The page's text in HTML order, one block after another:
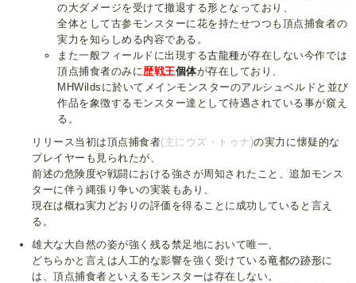
の大ダメージを受けて撤退する形となっており、
全体として古参モンスターに花を持たせつつも頂点捕食者の
実力を知らしめる内容である。
また一般フィールドに出現する古龍種が存在しない今作では
頂点捕食者のみに 歴戦王個体が存在しており、
MHWildsに於いてメインモンスターのアルシュベルドと並び
作品を象徴するモンスター達として待遇されている事が窺え
る。
リリース当初は頂点捕食者(主にウズ・トゥナ)の実力に懐疑的な
プレイヤーも見られたが、
前述の危険度や戦闘における強さが周知されたこと、追加モンス
ターに伴う縄張り争いの実装もあり、
現在は概ね実力どおりの評価を得ることに成功していると言え
る。
雄大な大自然の姿が強く残る禁足地において唯一、
どちらかと言えは人工的な影響を強く受けている竜都の跡形に
は、頂点捕食者といえるモンスターは存在しない。